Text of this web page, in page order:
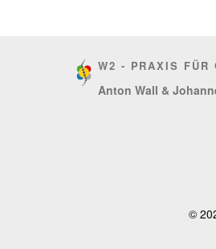
W2 - PRAXIS FÜR
Anton Wall &
©